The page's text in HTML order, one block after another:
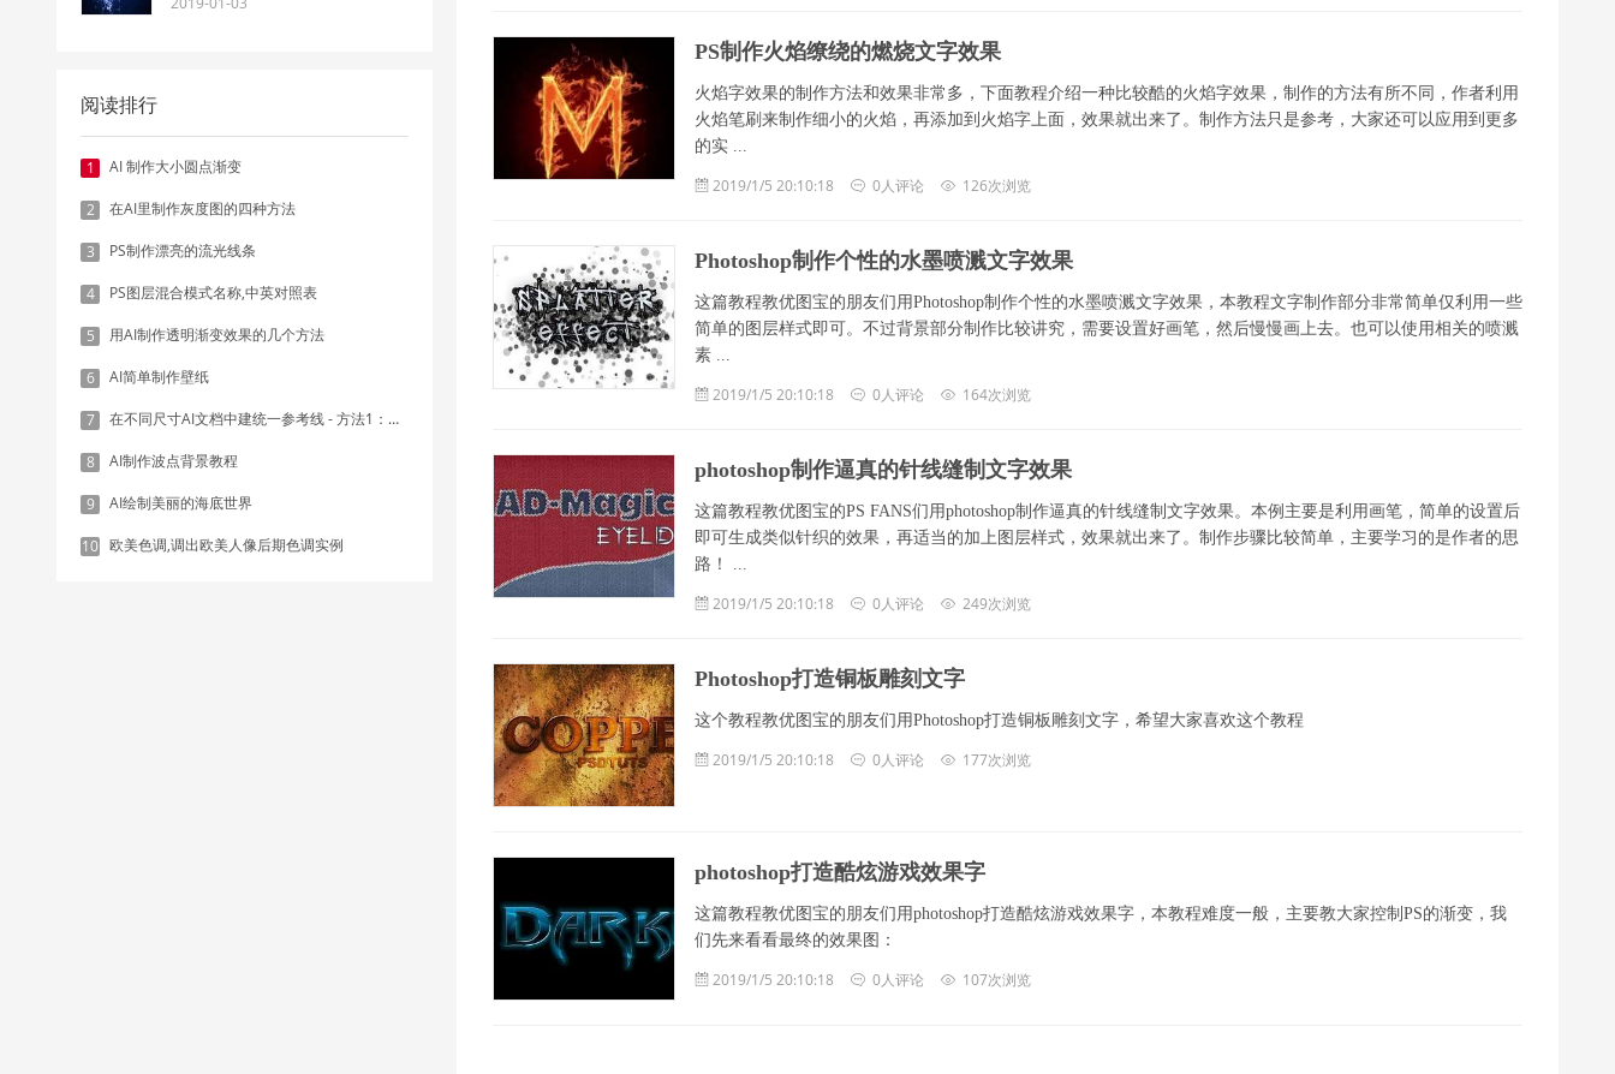
阅读排行
1 AI 制作大小圆点渐变
2 在AI里制作灰度图的四种方法
3 PS制作漂亮的流光线条
4 PS图层混合模式名称,中英对照表
5 用AI制作透明渐变效果的几个方法
6 AI简单制作壁纸
7 在不同尺寸AI文档中建统一参考线 - 方法1：对齐和分布
8 AI制作波点背景教程
9 AI绘制美丽的海底世界
10 欧美色调,调出欧美人像后期色调实例
PS制作火焰缭绕的燃烧文字效果
火焰字效果的制作方法和效果非常多，下面教程介绍一种比较酷的火焰字效果，制作的方法有所不同，作者利用
火焰笔刷来制作细小的火焰，再添加到火焰字上面，效果就出来了。制作方法只是参考，大家还可以应用到更多
的实 ...
2019/1/5 20:10:18 0人评论 126次浏览
Photoshop制作个性的水墨喷溅文字效果
这篇教程教优图宝的朋友们用Photoshop制作个性的水墨喷溅文字效果，本教程文字制作部分非常简单仅利用一些
简单的图层样式即可。不过背景部分制作比较讲究，需要设置好画笔，然后慢慢画上去。也可以使用相关的喷溅
素 ...
2019/1/5 20:10:18 0人评论 164次浏览
photoshop制作逼真的针线缝制文字效果
这篇教程教优图宝的PS FANS们用photoshop制作逼真的针线缝制文字效果。本例主要是利用画笔，简单的设置后
即可生成类似针织的效果，再适当的加上图层样式，效果就出来了。制作步骤比较简单，主要学习的是作者的思
路！ ...
2019/1/5 20:10:18 0人评论 249次浏览
Photoshop打造铜板雕刻文字
这个教程教优图宝的朋友们用Photoshop打造铜板雕刻文字，希望大家喜欢这个教程
2019/1/5 20:10:18 0人评论 177次浏览
photoshop打造酷炫游戏效果字
这篇教程教优图宝的朋友们用photoshop打造酷炫游戏效果字，本教程难度一般，主要教大家控制PS的渐变，我
们先来看看最终的效果图：
2019/1/5 20:10:18 0人评论 107次浏览